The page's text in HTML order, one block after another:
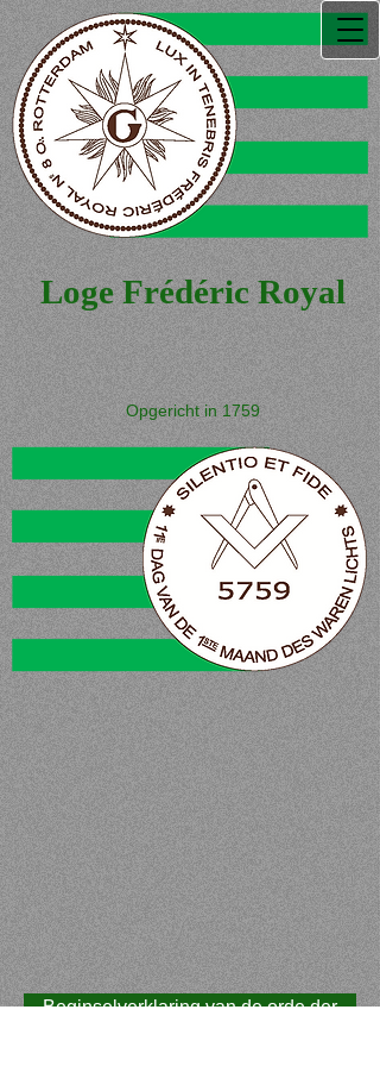
Loge Frédéric Royal
Opgericht in 1759
Beginselverklaring van de orde der